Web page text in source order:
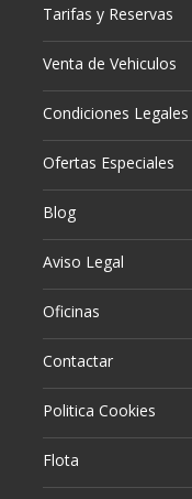
Tarifas y Reservas
Venta de Vehiculos
Condiciones
Ofertas Especiales
Blog
Aviso Legal
Oficinas
Contactar
Politica Cookies
Flota